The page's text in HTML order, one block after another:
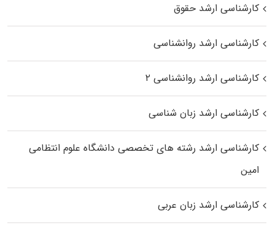
کارشناسی ارشد حقوق
کارشناسی ارشد روانشناسی
کارشناسی ارشد روانشناسی ۲
کارشناسی ارشد زبان شناسی
کارشناسی ارشد رﺷﺘﻪ ﻫﺎی تخصصی داﻧﺸﮕﺎه ﻋﻠﻮم انتظامی
اﻣﻴﻦ
کارشناسی ارشد زبان عربی